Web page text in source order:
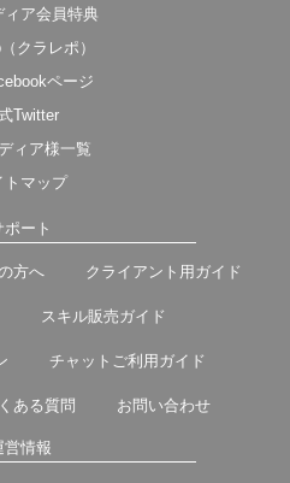
ィア会員特典
クラレポ）
ページ
Twitter
ィア様一覧
トマップ
ポート
方へ クライアント用ガイド
スキル販売ガイド
チャットご利用ガイド
ある質問 お問い合わせ
営情報